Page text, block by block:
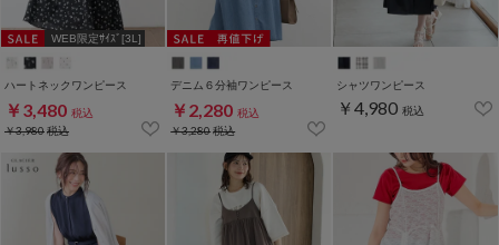
WEB限定ｻｲｽﾞ[3L]
ハートネックワンピース
￥3,480 税込
￥3,980税込
デニム６分袖ワンピース
￥2,280 税込
￥3,280税込
シャツワンピース
￥4,980 税込